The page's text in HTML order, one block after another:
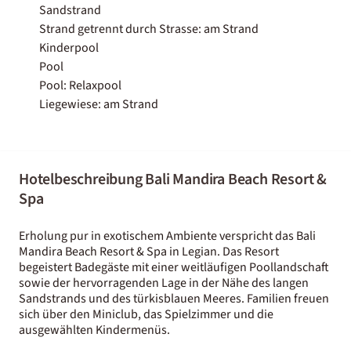
Sandstrand
Strand getrennt durch Strasse: am Strand
Kinderpool
Pool
Pool: Relaxpool
Liegewiese: am Strand
Hotelbeschreibung Bali Mandira Beach Resort &
Spa
Erholung pur in exotischem Ambiente verspricht das Bali
Mandira Beach Resort & Spa in Legian. Das Resort
begeistert Badegäste mit einer weitläufigen Poollandschaft
sowie der hervorragenden Lage in der Nähe des langen
Sandstrands und des türkisblauen Meeres. Familien freuen
sich über den Miniclub, das Spielzimmer und die
ausgewählten Kindermenüs.